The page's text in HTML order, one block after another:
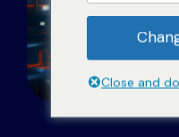
製品紹介
サービス
リソース
Close and